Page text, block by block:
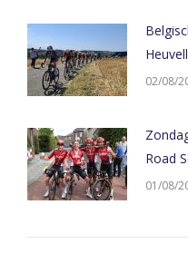
02/08/
Road
01/08/